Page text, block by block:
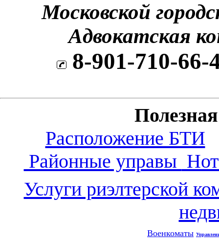
Московской
Адвокатская
8-901-710-
Расположение БТИ
Районные управы
Услуги риэлтерской
Военкоматы